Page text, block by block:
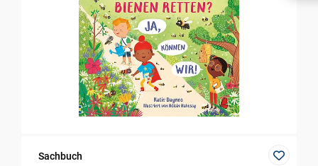
Sachbuch